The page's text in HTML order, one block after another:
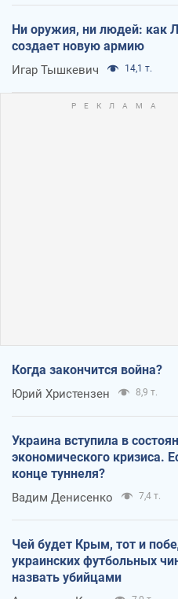
Ни оружия, ни людей: как
создает новую армию
Игар Тышкевич 14,1 т.
Когда закончится война?
Юрий Христензен 8,9 т.
Украина вступила в
экономического кризиса.
конце туннеля?
Вадим Денисенко 7,4 т.
Чей будет Крым, тот и
украинских футбольных
назвать убийцами